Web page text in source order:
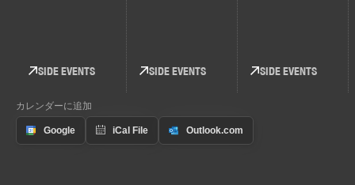
SIDE EVENTS SIDE EVENTS SIDE EVENTS
カレンダーに追加